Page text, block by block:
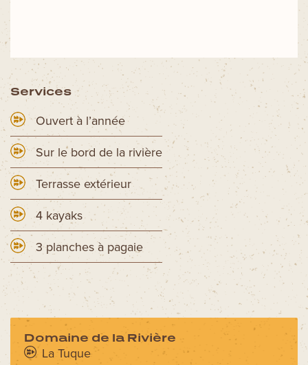
Services
Ouvert à l’année
Sur le bord de la rivière
Terrasse extérieur
4 kayaks
3 planches à pagaie
Domaine de la Rivière
La Tuque